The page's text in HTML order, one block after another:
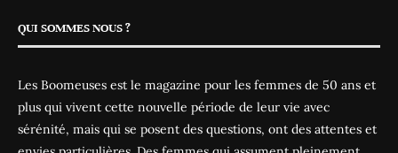
QUI SOMMES NOUS ?
Les Boomeuses est le magazine pour les femmes de 50 ans et
plus qui vivent cette nouvelle période de leur vie avec
sérénité, mais qui se posent des questions, ont des attentes et